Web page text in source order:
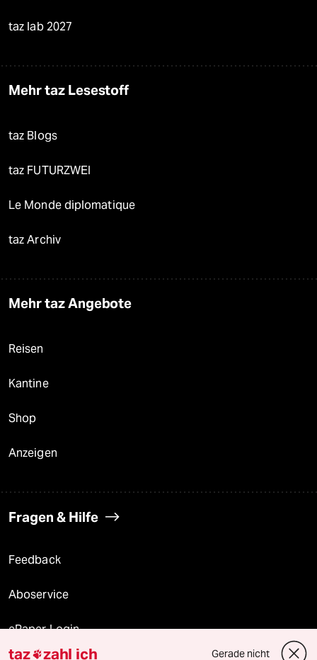
taz lab 2027
Mehr taz Lesestoff
taz Blogs
taz FUTURZWEI
Le Monde diplomatique
taz Archiv
Mehr taz Angebote
Reisen
Kantine
Shop
Anzeigen
Fragen & Hilfe
Feedback
Aboservice
ePaper Login
taz zahl ich Gerade nicht